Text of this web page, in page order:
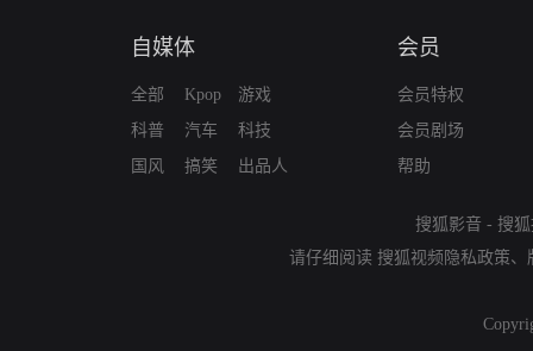
自媒体
全部
科普
国风
Kpop
汽车
搞笑
游戏
科技
出品人
会员
会员特权
会员剧场
帮助
搜狐影音 - 搜
请仔细阅读 搜狐视频隐私政策、